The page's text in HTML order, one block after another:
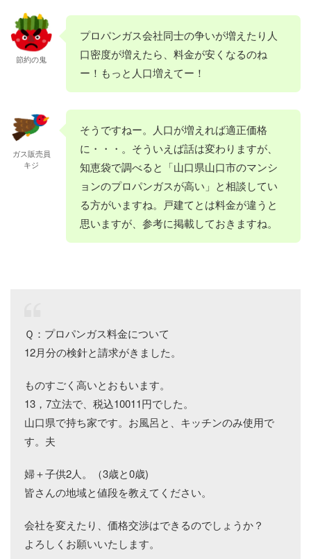
節約の鬼
プロパンガス会社同士の争いが増えたり人
口密度が増えたら、料金が安くなるのね
ー！もっと人口増えてー！
ガス販売員
キジ
そうですねー。人口が増えれば適正価格
に・・・。そういえば話は変わりますが、
知恵袋で調べると「山口県山口市のマンシ
ョンのプロパンガスが高い」と相談してい
る方がいますね。戸建てとは料金が違うと
思いますが、参考に掲載しておきますね。
Ｑ：プロパンガス料金について
12月分の検針と請求がきました。
ものすごく高いとおもいます。
13，7立法で、税込10011円でした。
山口県で持ち家です。お風呂と、キッチンのみ使用で
す。夫
婦＋子供2人。（3歳と0歳)
皆さんの地域と値段を教えてください。
会社を変えたり、価格交渉はできるのでしょうか？
よろしくお願いいたします。